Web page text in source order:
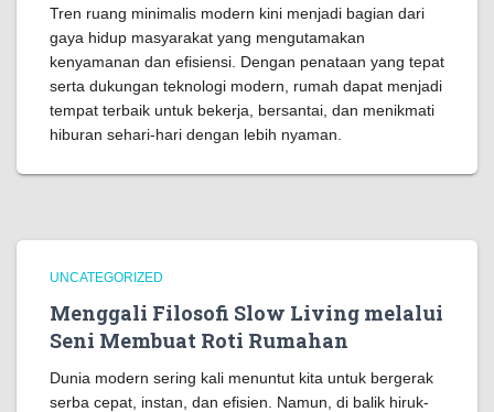
Tren ruang minimalis modern kini menjadi bagian dari
gaya hidup masyarakat yang mengutamakan
kenyamanan dan efisiensi. Dengan penataan yang tepat
serta dukungan teknologi modern, rumah dapat menjadi
tempat terbaik untuk bekerja, bersantai, dan menikmati
hiburan sehari-hari dengan lebih nyaman.
UNCATEGORIZED
Menggali Filosofi Slow Living melalui
Seni Membuat Roti Rumahan
Dunia modern sering kali menuntut kita untuk bergerak
serba cepat, instan, dan efisien. Namun, di balik hiruk-